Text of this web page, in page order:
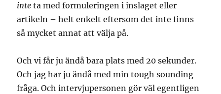
inte ta med formuleringen i inslaget eller
artikeln – helt enkelt eftersom det inte finns
så mycket annat att välja på.
Och vi får ju ändå bara plats med 20 sekunder.
Och jag har ju ändå med min tough sounding
fråga. Och intervjupersonen gör väl egentligen